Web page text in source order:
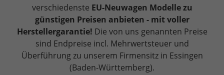
verschiedenste EU-Neuwagen Modelle zu
günstigen Preisen anbieten - mit voller
Herstellergarantie! Die von uns genannten Preise
sind Endpreise incl. Mehrwertsteuer und
Überführung zu unserem Firmensitz in Essingen
(Baden-Württemberg).